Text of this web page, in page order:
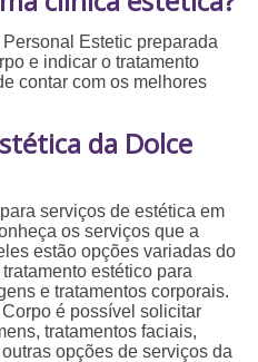
Estetic preparada
e indicar o tratamento
contar com os melhores
da Dolce
serviços de estética em
os serviços que a
estão opções variadas do
estético para
e tratamentos corporais.
é possível solicitar
tratamentos faciais,
opções de serviços da